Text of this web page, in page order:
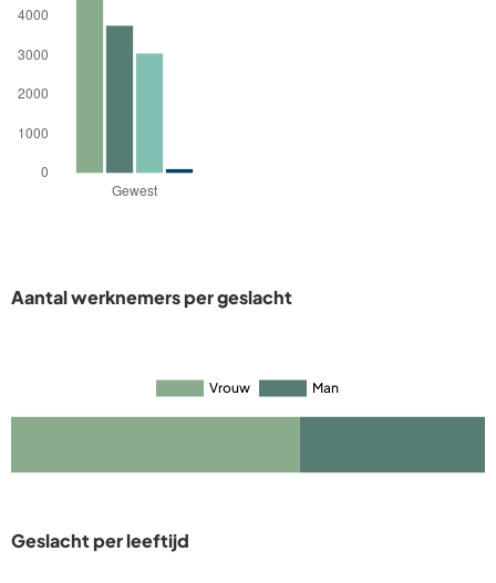
Aantal werknemers per geslacht
Geslacht per leeftijd